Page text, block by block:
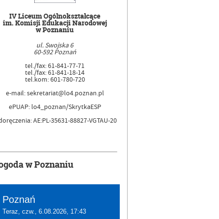
IV Liceum Ogólnokształcące
im. Komisji Edukacji Narodowej
w Poznaniu
ul. Swojska 6
60-592 Poznań
tel./fax: 61-841-77-71
tel./fax: 61-841-18-14
tel.kom: 601-780-720
e-mail: sekretariat@lo4.poznan.pl
ePUAP: lo4_poznan/SkrytkaESP
AE:PL-35631-88827-VGTAU-20
w Poznaniu